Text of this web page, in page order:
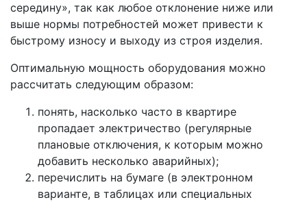
середину», так как любое отклонение ниже или
выше нормы потребностей может привести к
быстрому износу и выходу из строя изделия.
Оптимальную мощность оборудования можно
рассчитать следующим образом:
понять, насколько часто в квартире
пропадает электричество (регулярные
плановые отключения, к которым можно
добавить несколько аварийных);
перечислить на бумаге (в электронном
варианте, в таблицах или специальных